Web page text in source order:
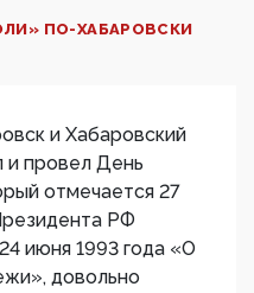
ПО-ХАБАРОВСКИ
и Хабаровский
и провел День
отмечается 27
РФ
июня 1993 года «О
довольно